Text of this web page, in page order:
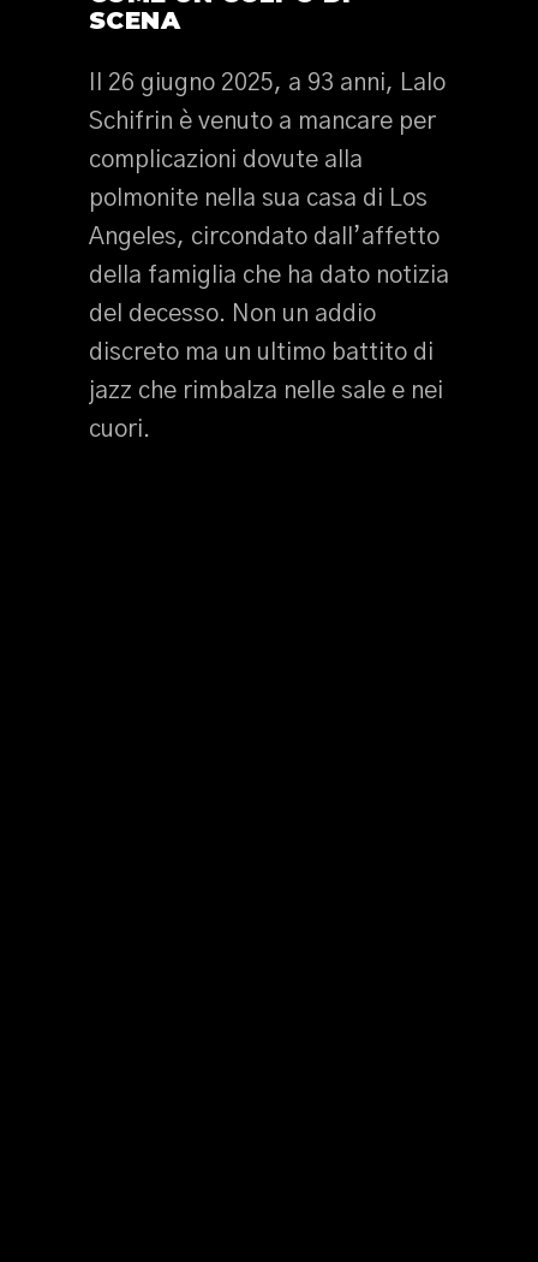
SCENA
Il 26 giugno 2025, a 93 anni, Lalo
Schifrin è venuto a mancare per
complicazioni dovute alla
polmonite nella sua casa di Los
Angeles, circondato dall’affetto
della famiglia che ha dato notizia
del decesso. Non un addio
discreto ma un ultimo battito di
jazz che rimbalza nelle sale e nei
cuori.